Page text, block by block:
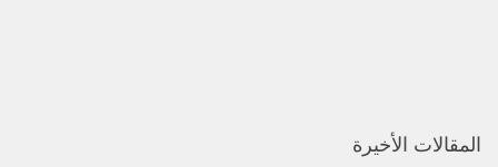
المقالات الأخيرة